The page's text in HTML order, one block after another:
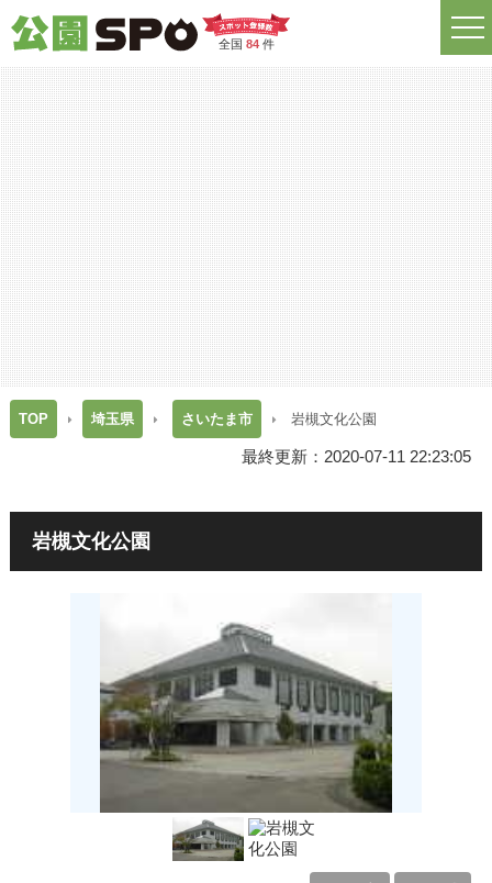
全国 84件
TOP 埼玉県 さいたま市 岩槻文化公園
最終更新：2020-07-11 22:23:05
岩槻文化公園